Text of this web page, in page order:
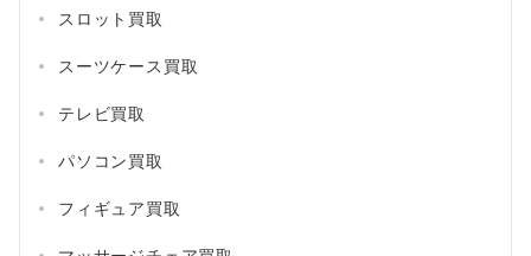
スロット買取
スーツケース買取
テレビ買取
パソコン買取
フィギュア買取